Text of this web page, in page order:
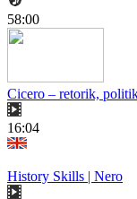
58:00
Cicero – retorik,
16:04
History Skills | Nero